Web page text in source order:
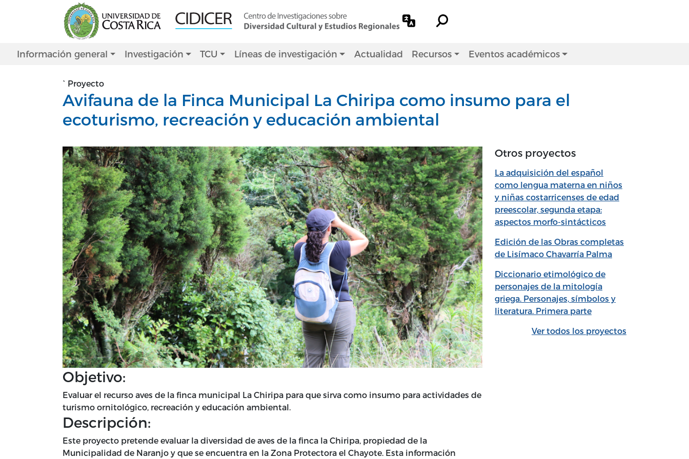
Pasar al contenido principal
Main navigation
Información general Investigación TCU Líneas de investigación Actualidad Recursos Eventos académicos
` Proyecto
Avifauna de la Finca Municipal La Chiripa como insumo para el
ecoturismo, recreación y educación ambiental
Objetivo:
Evaluar el recurso aves de la finca municipal La Chiripa para que sirva como insumo para actividades de
turismo ornitológico, recreación y educación ambiental.
Descripción:
Este proyecto pretende evaluar la diversidad de aves de la finca la Chiripa, propiedad de la
Municipalidad de Naranjo y que se encuentra en la Zona Protectora el Chayote. Esta información
Otros proyectos
La adquisición del español
como lengua materna en niños
y niñas costarricenses de edad
preescolar, segunda etapa:
aspectos morfo-sintácticos
Edición de las Obras completas
de Lisímaco Chavarría Palma
Diccionario etimológico de
personajes de la mitología
griega. Personajes, símbolos y
literatura. Primera parte
Ver todos los proyectos